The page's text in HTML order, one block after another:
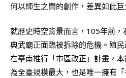
何以師生之間的創作，差異如此巨
就歷史時空背景而言，105年前
典武廟正面臨被拆除的危機。殖
在臺南推行「市區改正」計畫，
為全臺規模最大，也是唯一擁有